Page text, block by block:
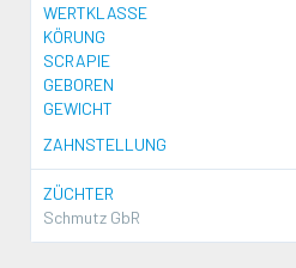
WERTKLASSE
KÖRUNG
SCRAPIE
GEBOREN
GEWICHT
ZAHNSTELLUNG
ZÜCHTER
Schmutz GbR